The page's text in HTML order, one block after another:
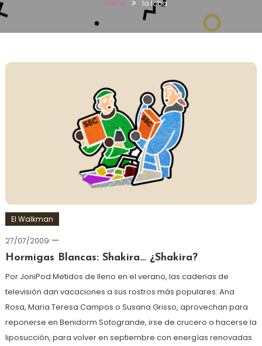
Home la loba
El Walkman
27/07/2009
Hormigas Blancas: Shakira… ¿Shakira?
Por JoniPod Metidos de lleno en el verano, las cadenas de
televisión dan vacaciones a sus rostros más populares: Ana
Rosa, Maria Teresa Campos o Susana Grisso, aprovechan para
reponerse en Benidorm Sotogrande, irse de crucero o hacerse la
liposucción, para volver en septiembre con energías renovadas.